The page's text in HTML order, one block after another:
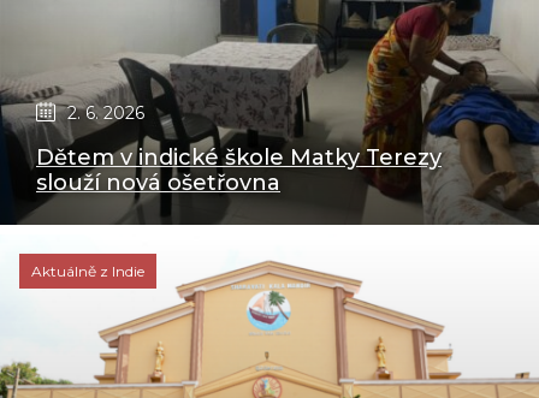
2. 6. 2026
Dětem v indické škole Matky Terezy
slouží nová ošetřovna
Aktuálně z Indie